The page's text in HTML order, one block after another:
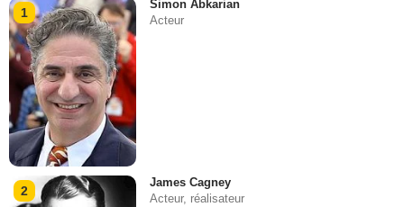
1
Simon Abkarian
Acteur
2
James Cagney
Acteur, réalisateur